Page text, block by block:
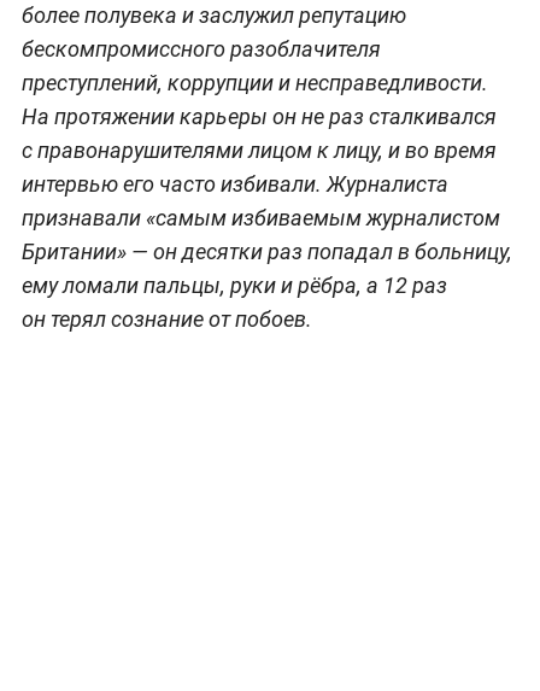
более полувека и заслужил репутацию
бескомпромиссного разоблачителя
преступлений, коррупции и несправедливости.
На протяжении карьеры он не раз сталкивался
с правонарушителями лицом к лицу, и во время
интервью его часто избивали. Журналиста
признавали «самым избиваемым журналистом
Британии» — он десятки раз попадал в больницу,
ему ломали пальцы, руки и рёбра, а 12 раз
он терял сознание от побоев.